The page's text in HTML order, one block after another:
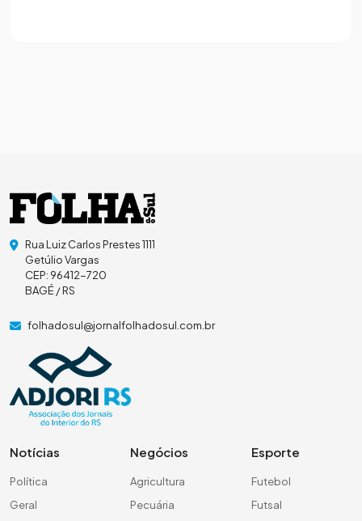
Rua Luiz Carlos Prestes 1111
Getúlio Vargas
CEP: 96412-720
BAGÉ / RS
folhadosul@jornalfolhadosul.com.br
Notícias
Política
Geral
Negócios
Agricultura
Pecuária
Esporte
Futebol
Futsal